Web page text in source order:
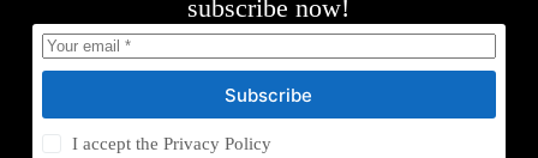
subscribe now!
Subscribe
I accept thePrivacy Policy